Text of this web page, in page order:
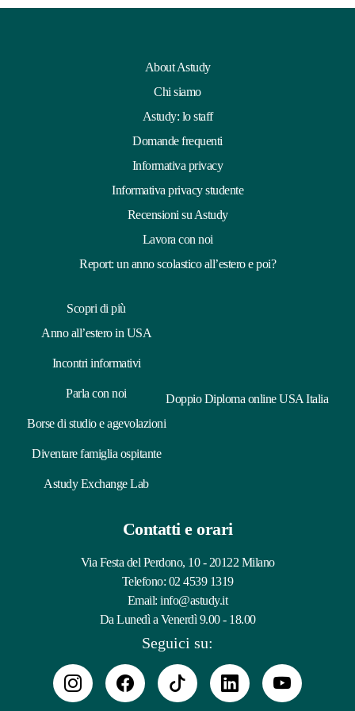
About Astudy
Chi siamo
Astudy: lo staff
Domande frequenti
Informativa privacy
Informativa privacy studente
Recensioni su Astudy
Lavora con noi
Report: un anno scolastico all’estero e poi?
Scopri di più
Anno all’estero in USA
Incontri informativi
Parla con noi
Borse di studio e agevolazioni
Diventare famiglia ospitante
Astudy Exchange Lab
Doppio Diploma online USA Italia
Contatti e orari
Via Festa del Perdono, 10 - 20122 Milano
Telefono: 02 4539 1319
Email:info@astudy.it
Da Lunedì a Venerdì 9.00 - 18.00
Seguici su: